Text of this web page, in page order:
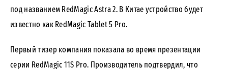
под названием RedMagic Astra 2. В Китае устройство будет
известно как RedMagic Tablet 5 Pro.
Первый тизер компания показала во время презентации
серии RedMagic 11S Pro. Производитель подтвердил, что